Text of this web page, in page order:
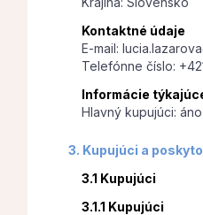
Kontaktné údaje
E-mail:
Telefónne číslo:
Informácie
Hlavný kupujúci: áno
3. Kupujúci a
3.1 Kupujúci
3.1.1 Kupujúci